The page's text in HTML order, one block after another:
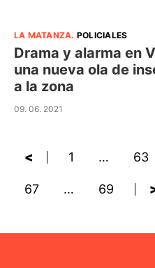
LA MATANZA. POLICIALES
Drama y alarma en
una nueva ola de
a la zona
09. 06. 2021
< 1 … 63
67 … 69